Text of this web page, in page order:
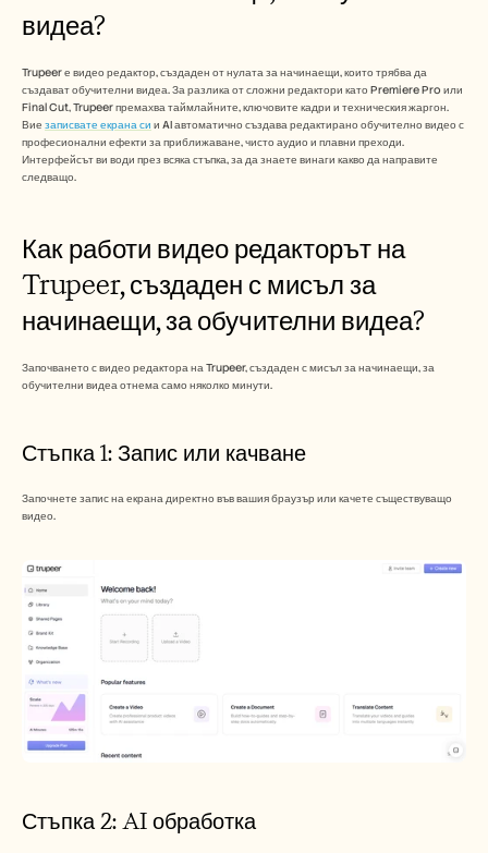
видеа?
Trupeer е видео редактор, създаден от нулата за начинаещи, които трябва да
създават обучителни видеа. За разлика от сложни редактори като Premiere Pro или
Final Cut, Trupeer премахва таймлайните, ключовите кадри и техническия жаргон.
Вие записвате екрана си и AI автоматично създава редактирано обучително видео с
професионални ефекти за приближаване, чисто аудио и плавни преходи.
Интерфейсът ви води през всяка стъпка, за да знаете винаги какво да направите
следващо.
Как работи видео редакторът на
Trupeer, създаден с мисъл за
начинаещи, за обучителни видеа?
Започването с видео редактора на Trupeer, създаден с мисъл за начинаещи, за
обучителни видеа отнема само няколко минути.
Стъпка 1: Запис или качване
Започнете запис на екрана директно във вашия браузър или качете съществуващо
видео.
Стъпка 2: AI обработка
Запазете демо